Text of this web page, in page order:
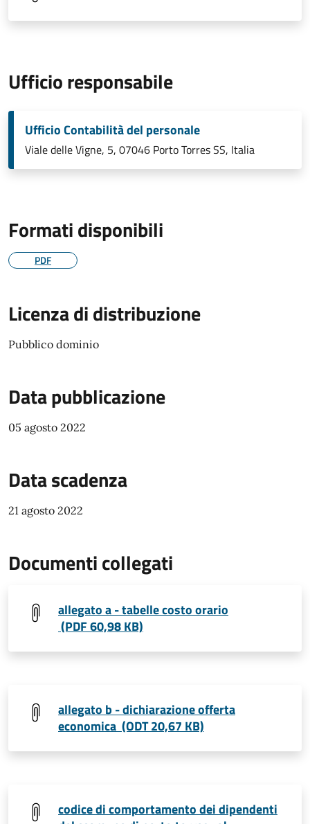
Ufficio responsabile
Ufficio Contabilità del personale
Viale delle Vigne, 5, 07046 Porto Torres SS, Italia
Formati disponibili
PDF
Licenza di distribuzione
Pubblico dominio
Data pubblicazione
05 agosto 2022
Data scadenza
21 agosto 2022
Documenti collegati
allegato a - tabelle costo orario
(PDF 60,98 KB)
allegato b - dichiarazione offerta
economica (ODT 20,67 KB)
codice di comportamento dei dipendenti